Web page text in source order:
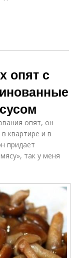
опят с
опят, он
квартире и в
придает
так у меня